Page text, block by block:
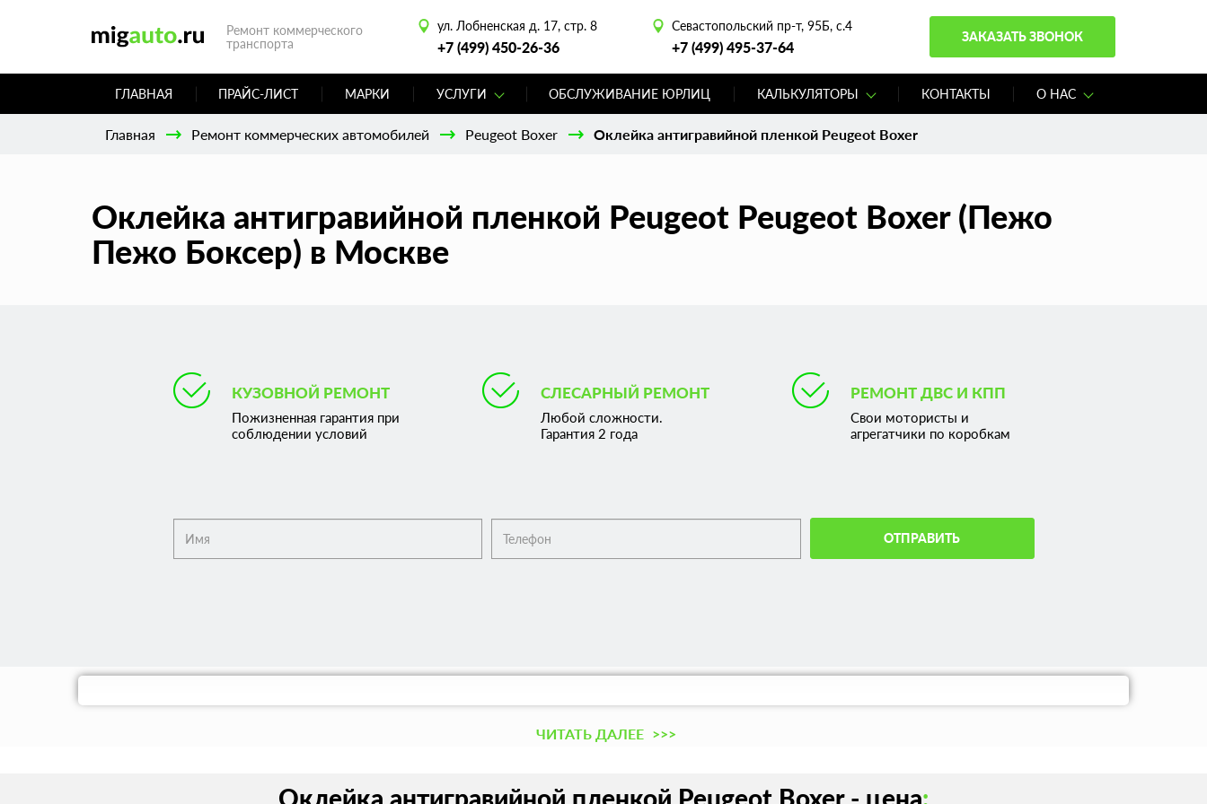
Ремонт коммерческого
транспорта
ул. Лобненская д. 17, стр. 8
+7 (499) 450-26-36
Севастопольский пр-т, 95Б, с.4
+7 (499) 495-37-64
ЗАКАЗАТЬ ЗВОНОК
ГЛАВНАЯ ПРАЙС-ЛИСТ МАРКИ УСЛУГИ ОБСЛУЖИВАНИЕ ЮРЛИЦ КАЛЬКУЛЯТОРЫ КОНТАКТЫ О НАС
Главная Ремонт коммерческих автомобилей Peugeot Boxer Оклейка антигравийной пленкой Peugeot Boxer
Оклейка антигравийной пленкой Peugeot Peugeot Boxer (Пежо
Пежо Боксер) в Москве
КУЗОВНОЙ РЕМОНТ
Пожизненная гарантия при
соблюдении условий
СЛЕСАРНЫЙ РЕМОНТ
Любой сложности.
Гарантия 2 года
РЕМОНТ ДВС И КПП
Свои мотористы и
агрегатчики по коробкам
ОТПРАВИТЬ
ЧИТАТЬ ДАЛЕЕ >>>